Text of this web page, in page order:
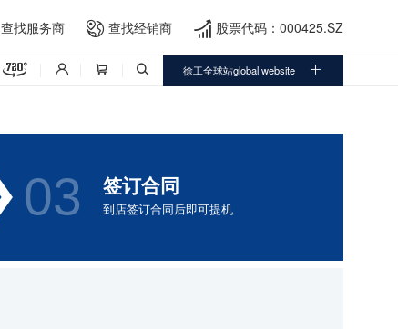
查找服务商  查找经销商  股票代码：000425.SZ
    徐工全球站global website 
03 签订合同
到店签订合同后即可提机